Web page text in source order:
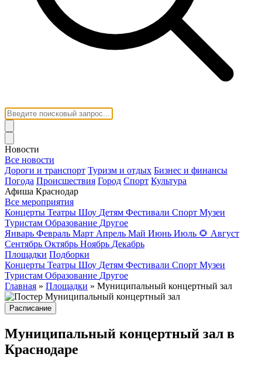
Новости
Все новости
Дороги и транспорт Туризм и отдых Бизнес и финансы
Погода Происшествия Город Спорт Культура
Афиша Краснодар
Все мероприятия
Концерты Театры Шоу Детям Фестивали Спорт Музеи
Туристам Образование Другое
Январь Февраль Март Апрель Май Июнь Июль 🌻 Август
Сентябрь Октябрь Ноябрь Декабрь
Площадки Подборки
Концерты Театры Шоу Детям Фестивали Спорт Музеи
Туристам Образование Другое
Главная » Площадки » Муниципальный концертный зал
Расписание
Муниципальный концертный зал в
Краснодаре